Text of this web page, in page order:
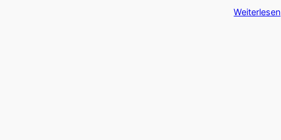
Weiterlesen